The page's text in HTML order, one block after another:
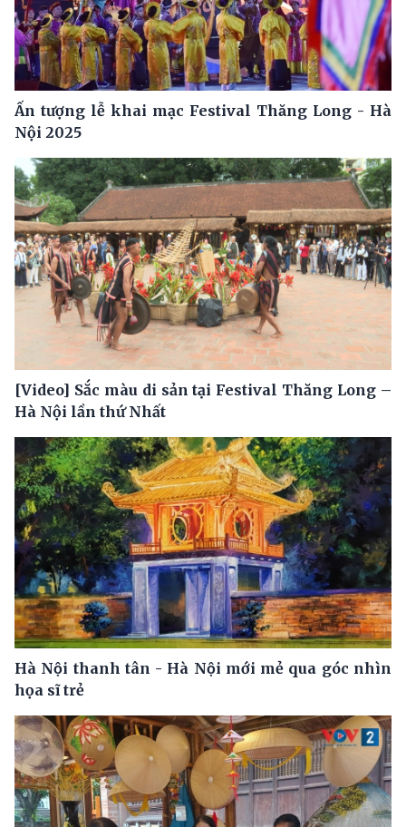
Ấn tượng lễ khai mạc Festival Thăng Long - Hà
Nội 2025
[Video] Sắc màu di sản tại Festival Thăng Long –
Hà Nội lần thứ Nhất
Hà Nội thanh tân - Hà Nội mới mẻ qua góc nhìn
họa sĩ trẻ